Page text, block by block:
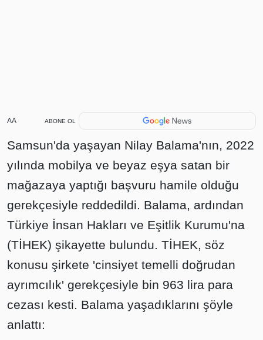
AA ABONE OL
Samsun'da yaşayan Nilay Balama'nın, 2022
yılında mobilya ve beyaz eşya satan bir
mağazaya yaptığı başvuru hamile olduğu
gerekçesiyle reddedildi. Balama, ardından
Türkiye İnsan Hakları ve Eşitlik Kurumu'na
(TİHEK) şikayette bulundu. TİHEK, söz
konusu şirkete 'cinsiyet temelli doğrudan
ayrımcılık' gerekçesiyle bin 963 lira para
cezası kesti. Balama yaşadıklarını şöyle
anlattı: